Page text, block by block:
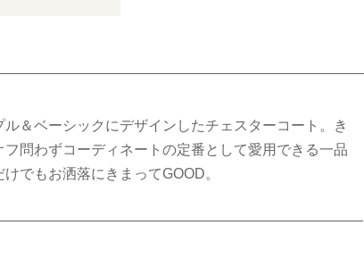
＆ベーシックにデザインしたチェスターコート。き
問わずコーディネートの定番として愛用できる一品
でもお洒落にきまってGOOD。